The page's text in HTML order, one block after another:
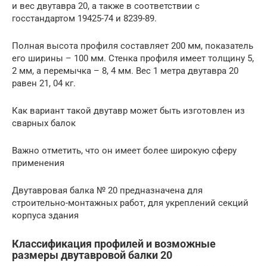
и вес двутавра 20, а также в соответствии с
госстандартом 19425-74 и 8239-89.
Полная высота профиля составляет 200 мм, показатель
его ширины – 100 мм. Стенка профиля имеет толщину 5,
2 мм, а перемычка – 8, 4 мм. Вес 1 метра двутавра 20
равен 21, 04 кг.
Как вариант такой двутавр может быть изготовлен из
сварных балок
Важно отметить, что он имеет более широкую сферу
применения
Двутавровая балка № 20 предназначена для
строительно-монтажных работ, для укреплений секций
корпуса здания
Классификация профилей и возможные
размеры двутавровой балки 20